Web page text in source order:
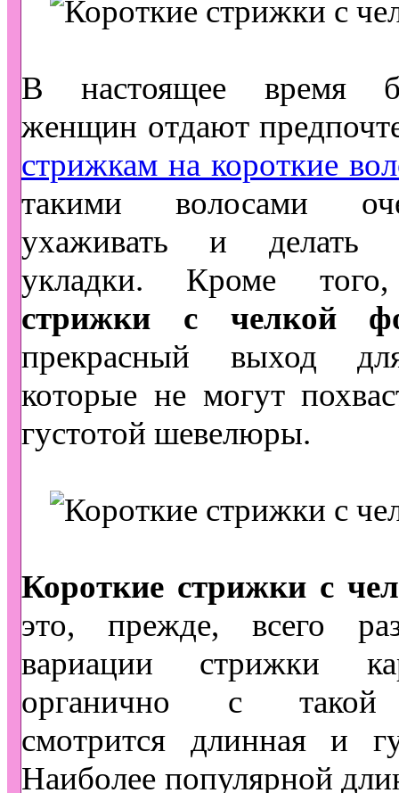
В настоящее время
женщин отдают
стрижкам на короткие
такими волосами
ухаживать и делать
укладки. Кроме
стрижки с челкой
прекрасный выход
которые не могут
густотой шевелюры.
Короткие стрижки с
это, прежде, всего
вариации стрижки
органично с такой
смотрится длинная и
Наиболее популярной